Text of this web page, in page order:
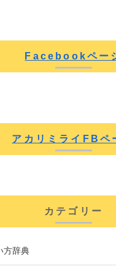
Facebookペー
アカリミライFBペ
カテゴリー
方辞典